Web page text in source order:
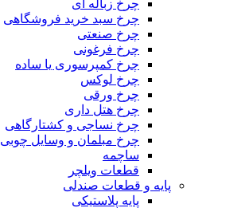
چرخ زباله ای
چرخ سبد خرید فروشگاهی
چرخ صنعتی
چرخ فرغونی
چرخ کمپرسوری یا ساده
چرخ لوکس
چرخ ورقی
چرخ هتل داری
چرخ نساجی و کشتارگاهی
چرخ مبلمان و وسایل چوبی
ساچمه
قطعات ویلچر
پایه و قطعات صندلی
پایه پلاستیکی